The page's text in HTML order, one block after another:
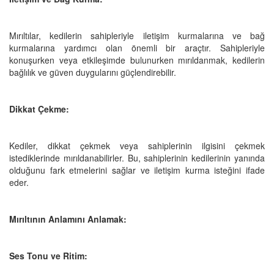
Mırıltılar, kedilerin sahipleriyle iletişim kurmalarına ve bağ
kurmalarına yardımcı olan önemli bir araçtır. Sahipleriyle
konuşurken veya etkileşimde bulunurken mırıldanmak, kedilerin
bağlılık ve güven duygularını güçlendirebilir.
Dikkat Çekme:
Kediler, dikkat çekmek veya sahiplerinin ilgisini çekmek
istediklerinde mırıldanabilirler. Bu, sahiplerinin kedilerinin yanında
olduğunu fark etmelerini sağlar ve iletişim kurma isteğini ifade
eder.
Mırıltının Anlamını Anlamak:
Ses Tonu ve Ritim: